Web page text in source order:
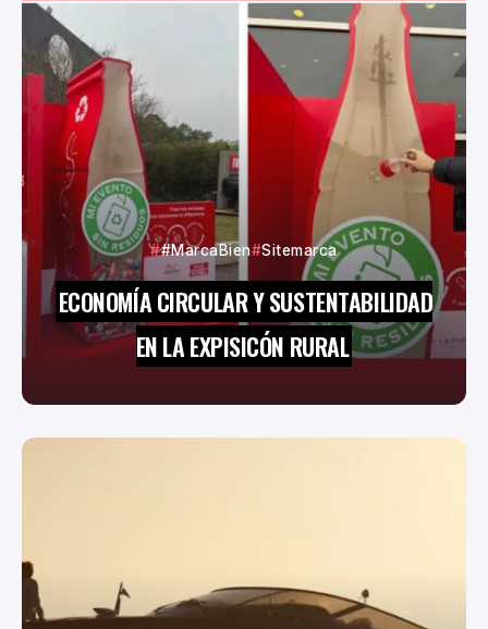
#MarcaBien Sitemarca
ECONOMÍA CIRCULAR Y SUSTENTABILIDAD
EN LA EXPISICÓN RURAL